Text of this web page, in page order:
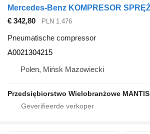
€ 342,80 PLN 1.476
Pneumatische compressor
A0021304215
Polen, Mińsk Mazowiecki
Przedsiębiorstwo Wielobranżowe MANTIS